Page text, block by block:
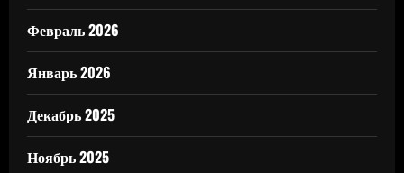
Февраль 2026
Январь 2026
Декабрь 2025
Ноябрь 2025